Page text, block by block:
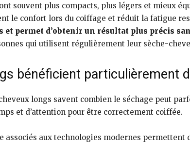
souvent plus compacts, plus légers et mieux
le confort lors du coiffage et réduit la fatigue
et permet d’obtenir un résultat plus précis
qui utilisent régulièrement leur sèche-
bénéficient particulièrement
longs savent combien le séchage peut
et d’attention pour être correctement coiffée.
associés aux technologies modernes